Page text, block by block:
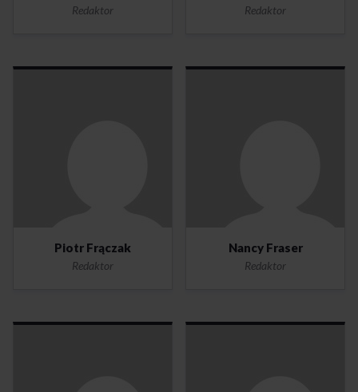
Redaktor Redaktor
Piotr Frączak
Redaktor
Nancy Fraser
Redaktor